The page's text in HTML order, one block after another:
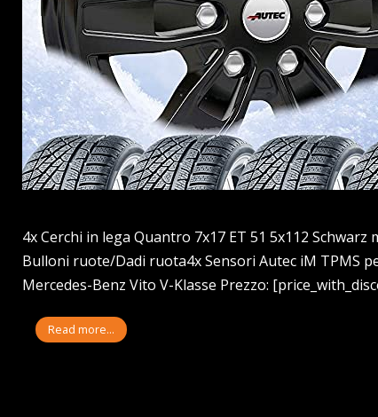
4x Cerchi in lega Quantro 7x17 ET 51 5x112
Bulloni ruote/Dadi ruota4x Sensori Autec iM TPMS
Mercedes-Benz Vito V-Klasse Prezzo:
Read more...